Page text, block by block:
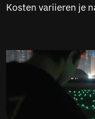
Kosten variieren je